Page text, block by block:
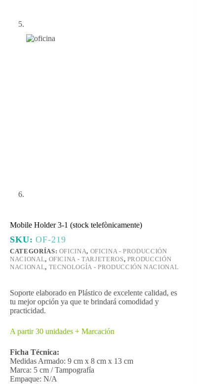
Mobile Holder 3-1 (stock telefònicamente)
SKU:OF-219
CATEGORÍAS: OFICINA, OFICINA - PRODUCCIÓN
NACIONAL, OFICINA - TARJETEROS, PRODUCCIÓN
NACIONAL, TECNOLOGÍA - PRODUCCIÓN NACIONAL
Soporte elaborado en Plástico de excelente calidad, es
tu mejor opción ya que te brindará comodidad y
practicidad.
A partir 30 unidades + Marcación
Ficha Técnica:
Medidas Armado: 9 cm x 8 cm x 13 cm
Marca: 5 cm / Tampografía
Empaque: N/A